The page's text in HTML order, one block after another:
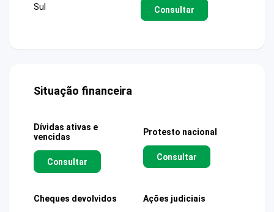
Sul
Consultar
Situação financeira
Dívidas ativas e
vencidas
Consultar
Protesto nacional
Consultar
Cheques devolvidos Ações judiciais